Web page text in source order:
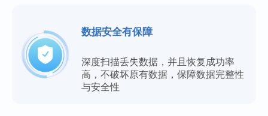
数据安全有保障
深度扫描丢失数据，并且恢复成功率
高，不破坏原有数据，保障数据完整性
与安全性